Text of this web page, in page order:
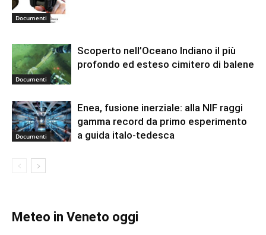
Documenti
Documenti
Scoperto nell’Oceano Indiano il più
profondo ed esteso cimitero di balene
Documenti
Enea, fusione inerziale: alla NIF raggi
gamma record da primo esperimento
a guida italo-tedesca
Meteo in Veneto oggi